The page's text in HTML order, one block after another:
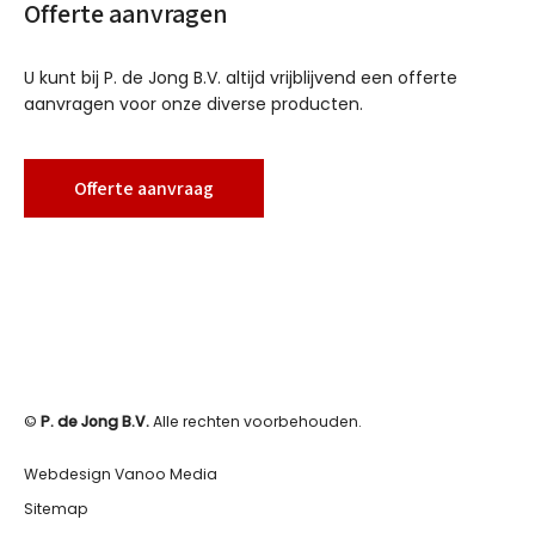
Offerte aanvragen
U kunt bij P. de Jong B.V. altijd vrijblijvend een offerte
aanvragen voor onze diverse producten.
Offerte aanvraag
© P. de Jong B.V.Alle rechten voorbehouden.
Webdesign Vanoo Media
Sitemap